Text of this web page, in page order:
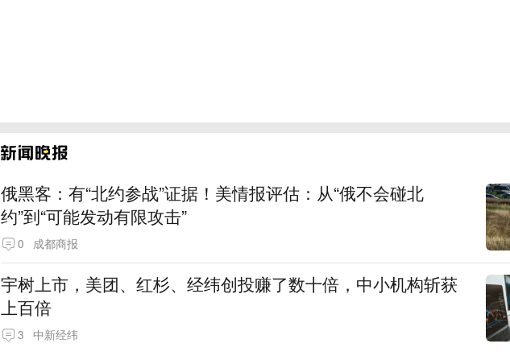
俄黑客：有“北约参战”证据！美情报评估：从“俄不会碰北
约”到“可能发动有限攻击”
0 成都商报
宇树上市，美团、红杉、经纬创投赚了数十倍，中小机构斩获
上百倍
3 中新经纬